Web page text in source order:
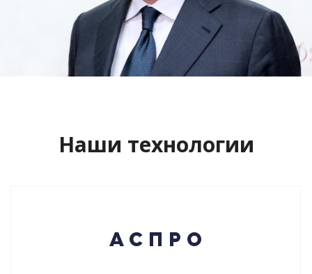
Смотреть проект
Наши технологии